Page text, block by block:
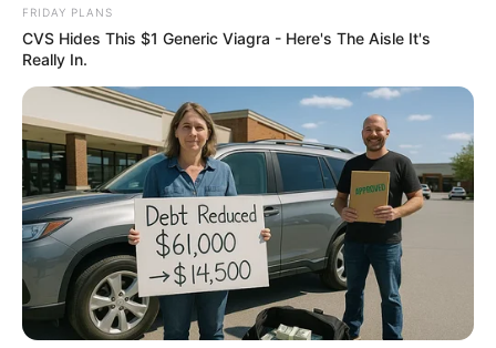
ดูดวง
เบอร์โทร คน Keep look เป๊ะทุกมุมดูดี
ทุกองศา คุณล่ะมีเลขคู่นี้ไหม
ดูดวง
FRIDAY PLANS
CVS Hides This $1 Generic Viagra - Here's The Aisle It's
Really In.